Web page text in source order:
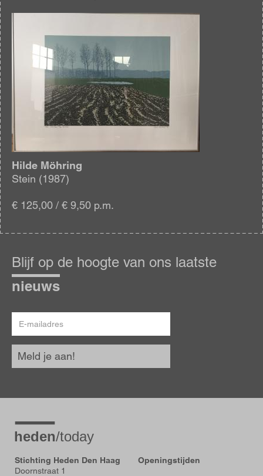
Hilde Möhring
Stein (1987)
€ 125,00 / € 9,50 p.m.
op
de
hoogte
Blijf op de hoogte van ons laatste
nieuws
mailadres
Meld je aan!
Stichting Heden Den Haag
Doornstraat 1
Openingstijden